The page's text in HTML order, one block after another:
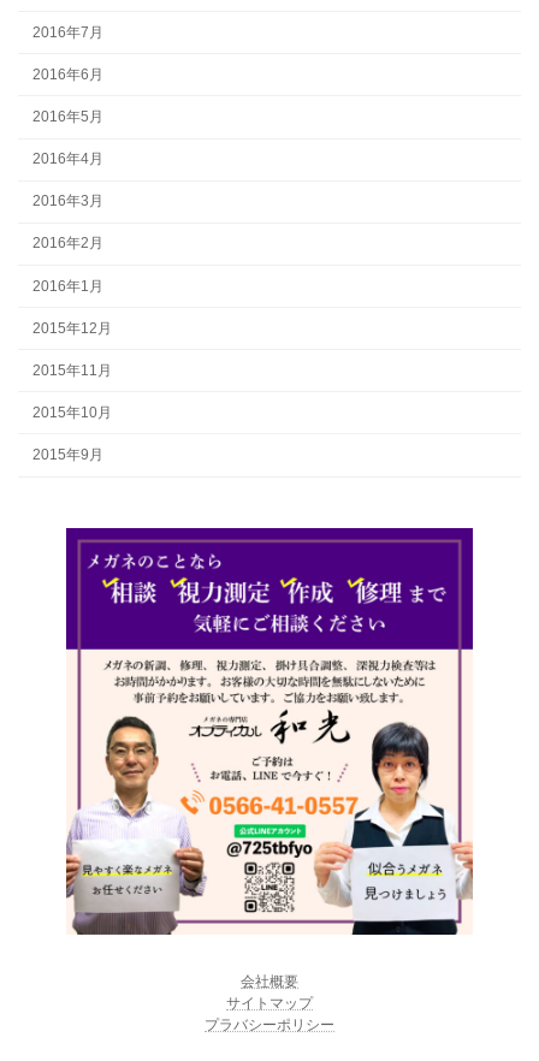
2016年7月
2016年6月
2016年5月
2016年4月
2016年3月
2016年2月
2016年1月
2015年12月
2015年11月
2015年10月
2015年9月
会社概要
サイトマップ
プラバシーポリシー